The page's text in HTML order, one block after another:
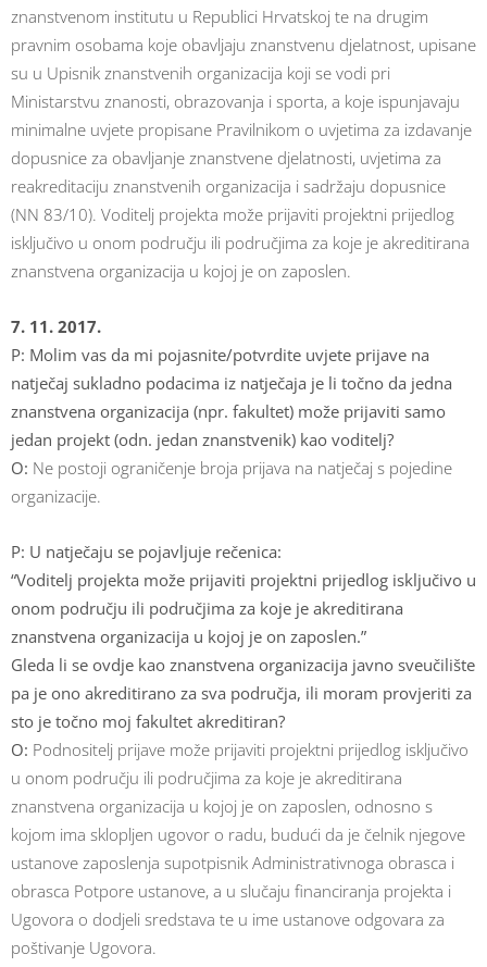
znanstvenom institutu u Republici Hrvatskoj te na drugim
pravnim osobama koje obavljaju znanstvenu djelatnost, upisane
su u Upisnik znanstvenih organizacija koji se vodi pri
Ministarstvu znanosti, obrazovanja i sporta, a koje ispunjavaju
minimalne uvjete propisane Pravilnikom o uvjetima za izdavanje
dopusnice za obavljanje znanstvene djelatnosti, uvjetima za
reakreditaciju znanstvenih organizacija i sadržaju dopusnice
(NN 83/10). Voditelj projekta može prijaviti projektni prijedlog
isključivo u onom području ili područjima za koje je akreditirana
znanstvena organizacija u kojoj je on zaposlen.
7. 11. 2017.
P: Molim vas da mi pojasnite/potvrdite uvjete prijave na
natječaj sukladno podacima iz natječaja je li točno da jedna
znanstvena organizacija (npr. fakultet) može prijaviti samo
jedan projekt (odn. jedan znanstvenik) kao voditelj?
O: Ne postoji ograničenje broja prijava na natječaj s pojedine
organizacije.
P: U natječaju se pojavljuje rečenica:
“Voditelj projekta može prijaviti projektni prijedlog isključivo u
onom području ili područjima za koje je akreditirana
znanstvena organizacija u kojoj je on zaposlen.”
Gleda li se ovdje kao znanstvena organizacija javno sveučilište
pa je ono akreditirano za sva područja, ili moram provjeriti za
sto je točno moj fakultet akreditiran?
O: Podnositelj prijave može prijaviti projektni prijedlog isključivo
u onom području ili područjima za koje je akreditirana
znanstvena organizacija u kojoj je on zaposlen, odnosno s
kojom ima sklopljen ugovor o radu, budući da je čelnik njegove
ustanove zaposlenja supotpisnik Administrativnoga obrasca i
obrasca Potpore ustanove, a u slučaju financiranja projekta i
Ugovora o dodjeli sredstava te u ime ustanove odgovara za
poštivanje Ugovora.